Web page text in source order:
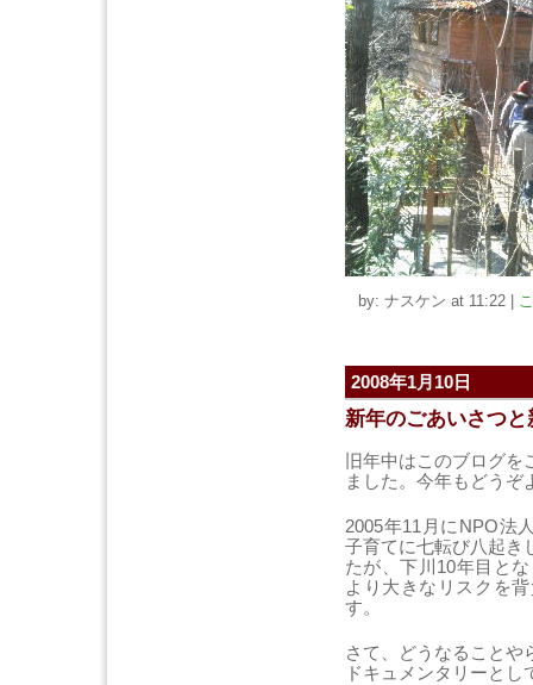
by: ナスケン at 11:22
2008年1月10日
新年のごあいさつ
旧年中はこのブログ
ました。今年もどうぞ
2005年11月にNPO法
子育てに七転び八起き
たが、下川10年目と
より大きなリスクを
す。
さて、どうなることや
ドキュメンタリーと